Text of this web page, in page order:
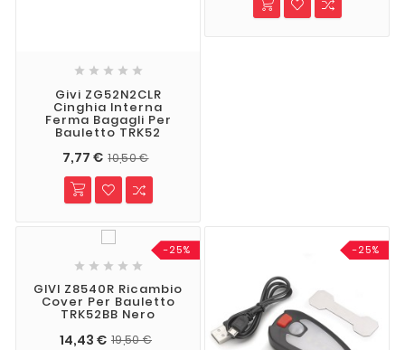
    
Givi ZG52N2CLR
Cinghia Interna
Ferma Bagagli Per
Bauletto TRK52
7,77 € 10,50 €
-25%
    
GIVI Z8540R Ricambio
Cover Per Bauletto
TRK52BB Nero
14,43 € 19,50 €
-25%